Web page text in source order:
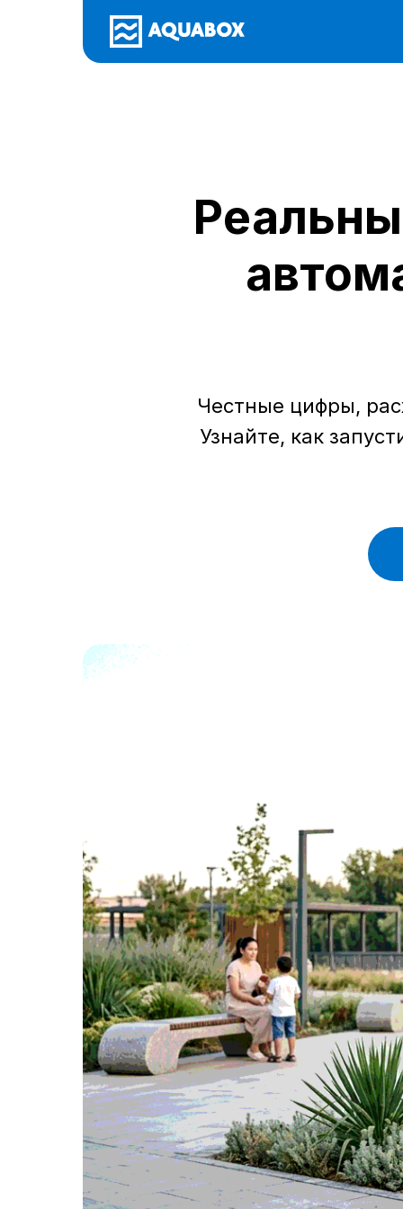
Честные цифры,
Узнайте, как